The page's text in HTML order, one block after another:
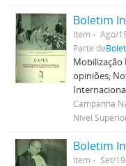
Boletim
Item
Ago/
Parte de
Mobilização
opiniões;
Campanha
Nível
Boletim
Item
Set/